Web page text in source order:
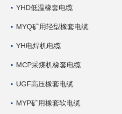
YHD低温橡套电缆
MYQ矿用轻型橡套电缆
YH电焊机电缆
MCP采煤机橡套电缆
UGF高压橡套电缆
MYP矿用橡套软电缆